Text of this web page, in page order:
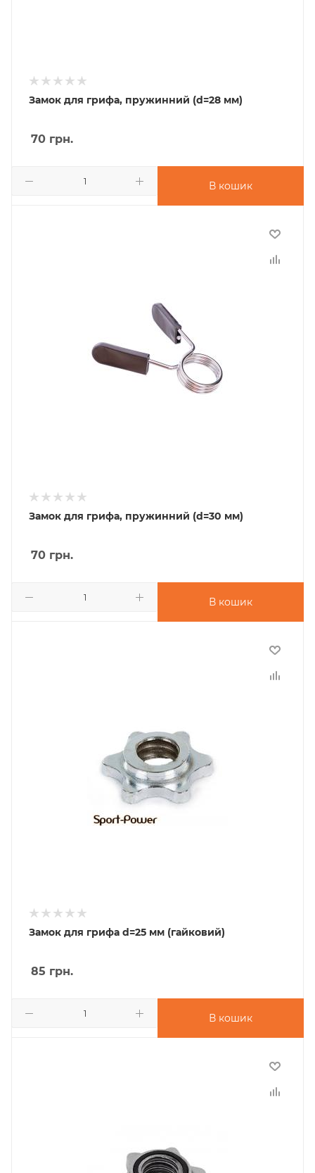
Замок для грифа, пружинний (d=28 мм)
70 грн.
В кошик
Замок для грифа, пружинний (d=30 мм)
70 грн.
В кошик
Замок для грифа d=25 мм (гайковий)
85 грн.
В кошик